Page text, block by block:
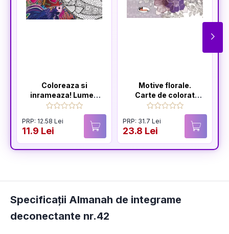
Coloreaza si
inrameaza! Lumea
din adancuri – carti
de colorat pentru
toate varstele
PRP: 12.58 Lei
11.9 Lei
Motive florale.
Carte de colorat
pentru adulti
PRP: 31.7 Lei
23.8 Lei
Specificații Almanah de integrame
deconectante nr.42